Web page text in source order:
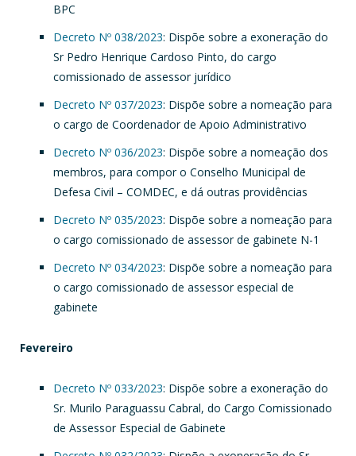
BPC
Decreto Nº 038/2023: Dispõe sobre a exoneração do
Sr Pedro Henrique Cardoso Pinto, do cargo
comissionado de assessor jurídico
Decreto Nº 037/2023: Dispõe sobre a nomeação para
o cargo de Coordenador de Apoio Administrativo
Decreto Nº 036/2023: Dispõe sobre a nomeação dos
membros, para compor o Conselho Municipal de
Defesa Civil – COMDEC, e dá outras providências
Decreto Nº 035/2023: Dispõe sobre a nomeação para
o cargo comissionado de assessor de gabinete N-1
Decreto Nº 034/2023: Dispõe sobre a nomeação para
o cargo comissionado de assessor especial de
gabinete
Fevereiro
Decreto Nº 033/2023: Dispõe sobre a exoneração do
Sr. Murilo Paraguassu Cabral, do Cargo Comissionado
de Assessor Especial de Gabinete